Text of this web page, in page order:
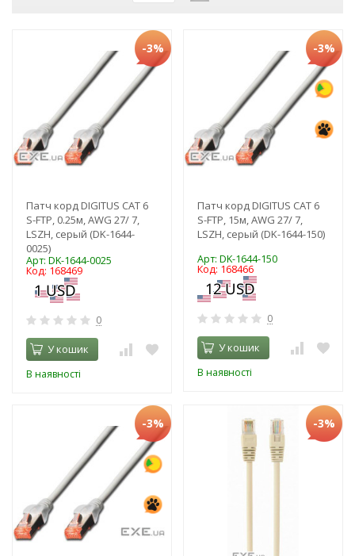
-3%
Патч корд DIGITUS CAT 6
S-FTP, 0.25м, AWG 27/ 7,
LSZH, серый (DK-1644-
0025)
Арт: DK-1644-0025
Код: 168469
0
У кошик
В наявності
-3%
Патч корд DIGITUS CAT 6
S-FTP, 15м, AWG 27/ 7,
LSZH, серый (DK-1644-150)
Арт: DK-1644-150
Код: 168466
0
У кошик
В наявності
-3% -3%